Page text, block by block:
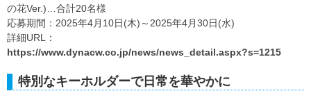
の花Ver.)…合計20名様
応募期間：2025年4月10日(木)～2025年4月30日(水)
詳細URL：
https://www.dynacw.co.jp/news/news_detail.aspx?s=1215
特別なキーホルダーで日常を華やかに